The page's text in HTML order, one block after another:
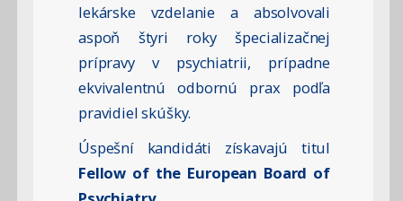
lekárske vzdelanie a absolvovali
aspoň štyri roky špecializačnej
prípravy v psychiatrii, prípadne
ekvivalentnú odbornú prax podľa
pravidiel skúšky.
Úspešní kandidáti získavajú titul
Fellow of the European Board of